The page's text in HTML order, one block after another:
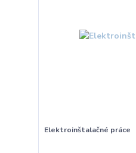
Elektroinštalačné práce